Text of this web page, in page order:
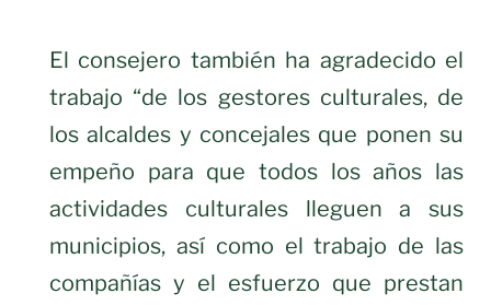
El consejero también ha agradecido el
trabajo “de los gestores culturales, de
los alcaldes y concejales que ponen su
empeño para que todos los años las
actividades culturales lleguen a sus
municipios, así como el trabajo de las
compañías y el esfuerzo que prestan